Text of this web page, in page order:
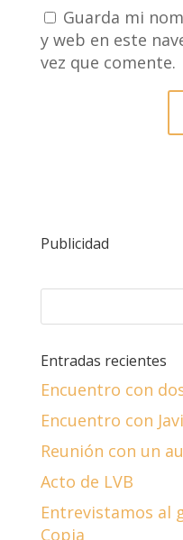
Guarda mi
y web en este
vez que comente.
Publicidad
Entradas recientes
Encuentro con
Encuentro con
Reunión con un
Acto de LVB
Entrevistamos al
Copia